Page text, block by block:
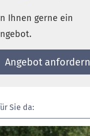
Ihnen gerne ein
An­ge­bot an­for­dern
Sie da: